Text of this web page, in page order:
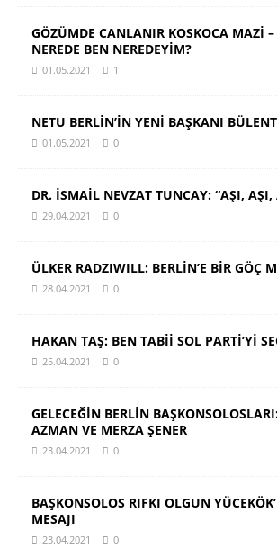
GÖZÜMDE CANLANIR KOSKOCA MAZİ
NEREDE BEN NEREDEYİM?
01.05.2021 1
NETU BERLİN’İN YENİ BAŞKANI
01.05.2021 0
DR. İSMAİL NEVZAT TUNCAY: “AŞI,
29.04.2021 0
ÜLKER RADZIWILL: BERLİN’E BİR GÖÇ
28.04.2021 0
HAKAN TAŞ: BEN TABİİ SOL PARTİ’Yİ
25.04.2021 0
GELECEĞİN BERLİN
AZMAN VE MERZA ŞENER
23.04.2021 0
BAŞKONSOLOS RIFKI OLGUN
MESAJI
23.04.2021 0